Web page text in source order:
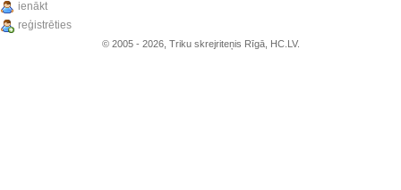
ienākt
reģistrēties
© 2005 - 2026, Triku skrejriteņis Rīgā, HC.LV.